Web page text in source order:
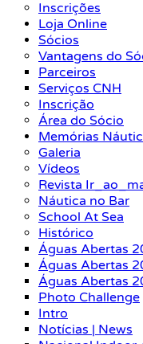
Inscrições
Loja Online
Sócios
Vantagens do
Parceiros
Serviços CNH
Inscrição
Área do Sócio
Memórias
Galeria
Vídeos
Revista
Náutica no Bar
School At Sea
Histórico
Águas Abertas
Águas Abertas
Águas Abertas
Photo Challenge
Intro
Notícias | News